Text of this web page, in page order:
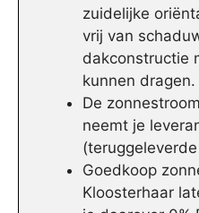
zuidelijke
vrij van
dakconstructie
kunnen dragen.
De
neemt je
Goedkoop
Kloosterhaar